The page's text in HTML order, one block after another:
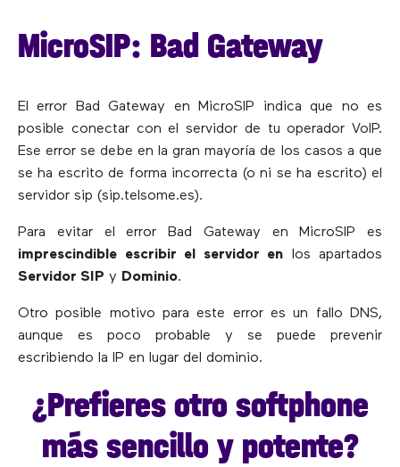
MicroSIP: Bad Gateway
El error Bad Gateway en MicroSIP indica que no es
posible conectar con el servidor de tu operador VoIP.
Ese error se debe en la gran mayoría de los casos a que
se ha escrito de forma incorrecta (o ni se ha escrito) el
servidor sip (sip.telsome.es).
Para evitar el error Bad Gateway en MicroSIP es
imprescindible escribir el servidor en los apartados
Servidor SIP y Dominio.
Otro posible motivo para este error es un fallo DNS,
aunque es poco probable y se puede prevenir
escribiendo la IP en lugar del dominio.
¿Prefieres otro softphone
más sencillo y potente?